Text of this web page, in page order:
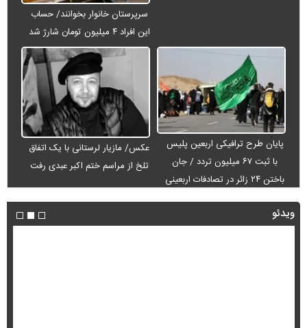
سرپرستان خانوار بخوانند/ حساب
این افراد ۴ میلیون تومان شارژ شد
پایان طرح ترافیکی اربعین پلیس
با ثبت ۶۷ میلیون تردد / جان
باختن ۲۴ زائر در تصادفات اربعینی
عکس/ مازیار لرستانی با یک اتفاق
تلخ از مراسم ختم اکبر عبدی رفت
ویدئو